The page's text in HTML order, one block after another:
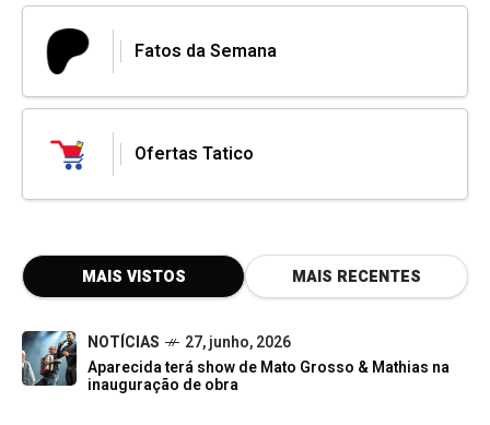
Fatos da Semana
Ofertas Tatico
MAIS VISTOS MAIS RECENTES
NOTÍCIAS
27, junho, 2026
Aparecida terá show de Mato Grosso & Mathias na
inauguração de obra